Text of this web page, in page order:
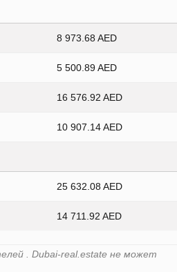
8 973.68 AED
5 500.89 AED
16 576.92 AED
10 907.14 AED
25 632.08 AED
14 711.92 AED
. Dubai-real.estate не может